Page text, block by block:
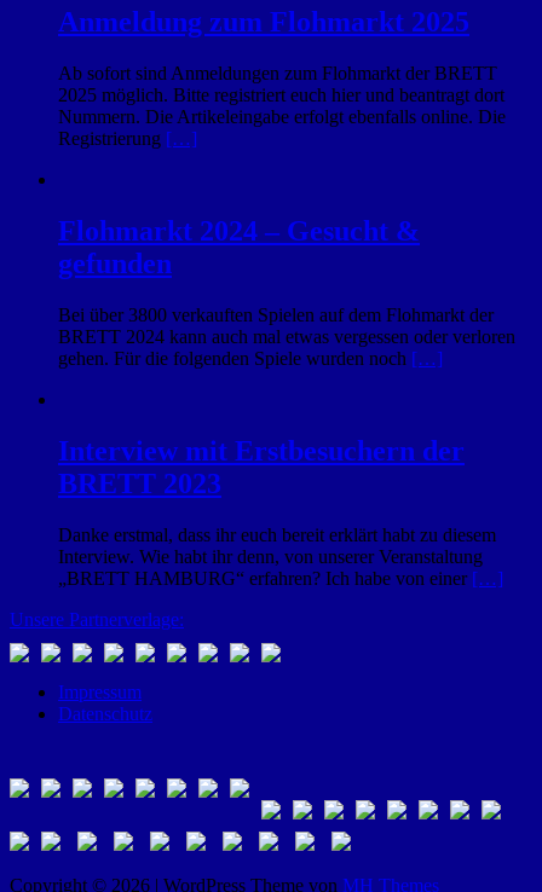
Anmeldung zum Flohmarkt 2025
Ab sofort sind Anmeldungen zum Flohmarkt der BRETT
2025 möglich. Bitte registriert euch hier und beantragt dort
Nummern. Die Artikeleingabe erfolgt ebenfalls online. Die
Registrierung […]
Flohmarkt 2024 – Gesucht &
gefunden
Bei über 3800 verkauften Spielen auf dem Flohmarkt der
BRETT 2024 kann auch mal etwas vergessen oder verloren
gehen. Für die folgenden Spiele wurden noch […]
Interview mit Erstbesuchern der
BRETT 2023
Danke erstmal, dass ihr euch bereit erklärt habt zu diesem
Interview. Wie habt ihr denn, von unserer Veranstaltung
„BRETT HAMBURG“ erfahren? Ich habe von einer […]
Unsere Partnerverlage:
Impressum
Datenschutz
Copyright © 2026 | WordPress Theme von MH Themes